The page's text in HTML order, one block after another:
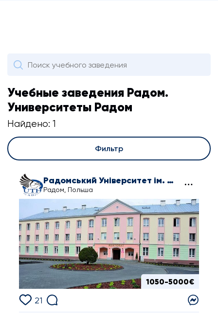
Учебные заведения Радом.
Университеты Радом
Найдено: 1
Фильтр
Радомський Університет ім. Казимира Пуласького
Радом, Польша
1050-5000€
21